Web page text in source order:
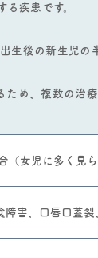
疾患です。
後の新⽣児の
め、複数の治療
（女児に多く見ら
害、口唇口蓋裂